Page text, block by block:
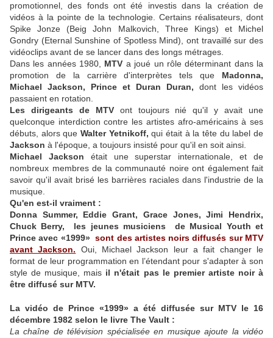
promotionnel, des fonds ont été investis dans la création de
vidéos à la pointe de la technologie. Certains réalisateurs, dont
Spike Jonze (Beig John Malkovich, Three Kings) et Michel
Gondry (Eternal Sunshine of Spotless Mind), ont travaillé sur des
vidéoclips avant de se lancer dans des longs métrages.
Dans les années 1980, MTV a joué un rôle déterminant dans la
promotion de la carrière d'interprètes tels que Madonna,
Michael Jackson, Prince et Duran Duran, dont les vidéos
passaient en rotation.
Les dirigeants de MTVont toujours nié qu'il y avait une
quelconque interdiction contre les artistes afro-américains à ses
débuts, alors que Walter Yetnikoff, qui était à la tête du label de
Jackson à l'époque, a toujours insisté pour qu'il en soit ainsi.
Michael Jackson était une superstar internationale, et de
nombreux membres de la communauté noire ont également fait
savoir qu'il avait brisé les barrières raciales dans l'industrie de la
musique.
Qu'en est-il vraiment :
Donna Summer, Eddie Grant, Grace Jones, Jimi Hendrix,
Chuck Berry, les jeunes musiciens de Musical Youth et
Prince avec «1999»sont des artistes noirs diffusés sur MTV
avant Jackson.
Oui, Michael Jackson leur a fait changer le
format de leur programmation en l’étendant pour s'adapter à son
style de musique, mais il n'était pas le premier artiste noir à
être diffusé sur MTV.
La vidéo de Prince «1999» a été diffusée sur MTV le 16
décembre 1982 selon le livre The Vault :
La chaîne de télévision spécialisée en musique ajoute la vidéo